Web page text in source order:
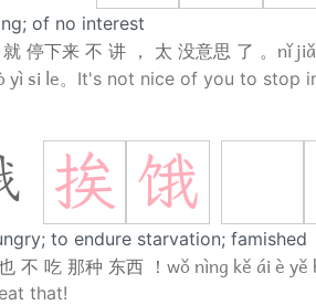
of no interest
停下来 不 讲 ， 太 没意思 了 。 nǐ
si le。 It's not nice of you to stop
挨 饿
to endure starvation; famished
不 吃 那种 东西 ！ wǒ nìng kě ái è
that!